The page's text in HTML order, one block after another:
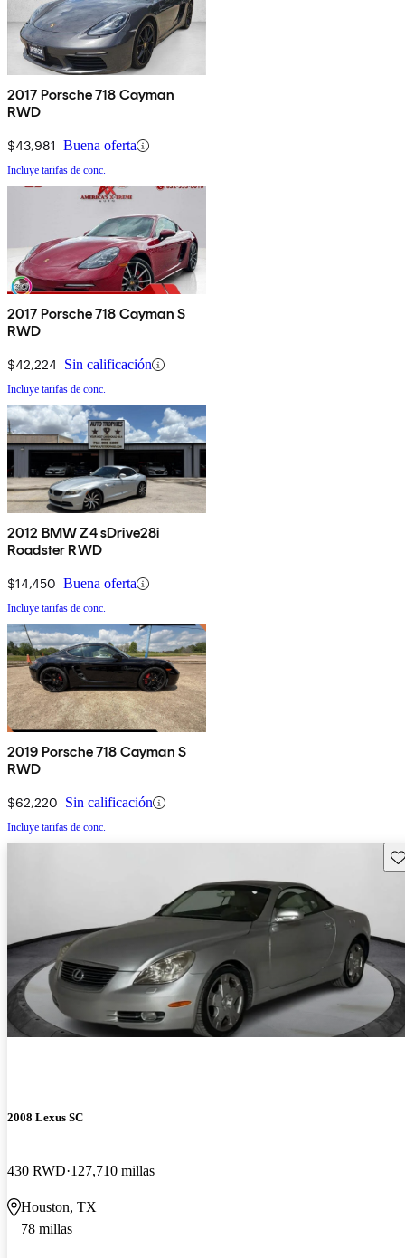
2017 Porsche 718 Cayman
RWD
$43,981 Buena oferta
Incluye tarifas de conc.
2017 Porsche 718 Cayman S
RWD
$42,224 Sin calificación
Incluye tarifas de conc.
2012 BMW Z4 sDrive28i
Roadster RWD
$14,450 Buena oferta
Incluye tarifas de conc.
2019 Porsche 718 Cayman S
RWD
$62,220 Sin calificación
Incluye tarifas de conc.
2008 Lexus SC
430 RWD 127,710 millas
Houston, TX
78 millas